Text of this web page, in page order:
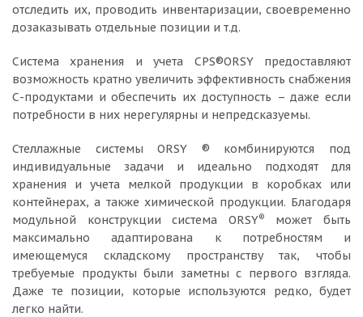
отследить их, проводить инвентаризации, своевременно
дозаказывать отдельные позиции и т.д.
Система хранения и учета CPS®ORSY предоставляют
возможность кратно увеличить эффективность снабжения
С-продуктами и обеспечить их доступность – даже если
потребности в них нерегулярны и непредсказуемы.
Стеллажные системы ORSY ® комбинируются под
индивидуальные задачи и идеально подходят для
хранения и учета мелкой продукции в коробках или
контейнерах, а также химической продукции. Благодаря
модульной конструкции система ORSY®
может быть
максимально адаптирована к потребностям и
имеющемуся складскому пространству так, чтобы
требуемые продукты были заметны с первого взгляда.
Даже те позиции, которые используются редко, будет
легко найти.